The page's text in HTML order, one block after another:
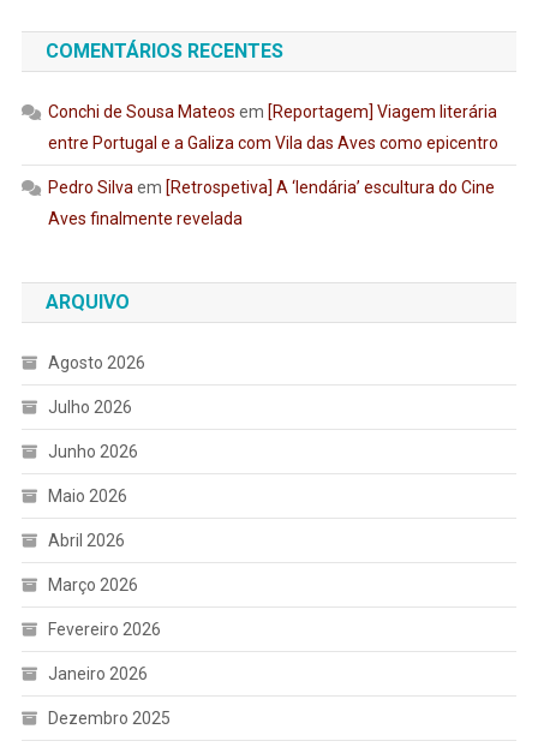
COMENTÁRIOS RECENTES
Conchi de Sousa Mateos em [Reportagem] Viagem literária
entre Portugal e a Galiza com Vila das Aves como epicentro
Pedro Silvaem [Retrospetiva] A ‘lendária’ escultura do Cine
Aves finalmente revelada
ARQUIVO
Agosto 2026
Julho 2026
Junho 2026
Maio 2026
Abril 2026
Março 2026
Fevereiro 2026
Janeiro 2026
Dezembro 2025